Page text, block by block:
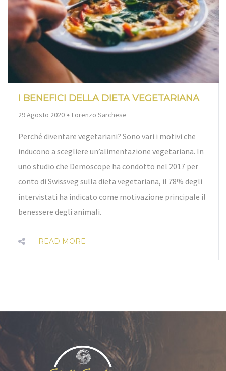
I BENEFICI DELLA DIETA VEGETARIANA
29 Agosto 2020 By
Lorenzo Sarchese
Perché diventare vegetariani? Sono vari i motivi che
inducono a scegliere un’alimentazione vegetariana. In
uno studio che Demoscope ha condotto nel 2017 per
conto di Swissveg sulla dieta vegetariana, il 78% degli
intervistati ha indicato come motivazione principale il
benessere degli animali.
READ MORE